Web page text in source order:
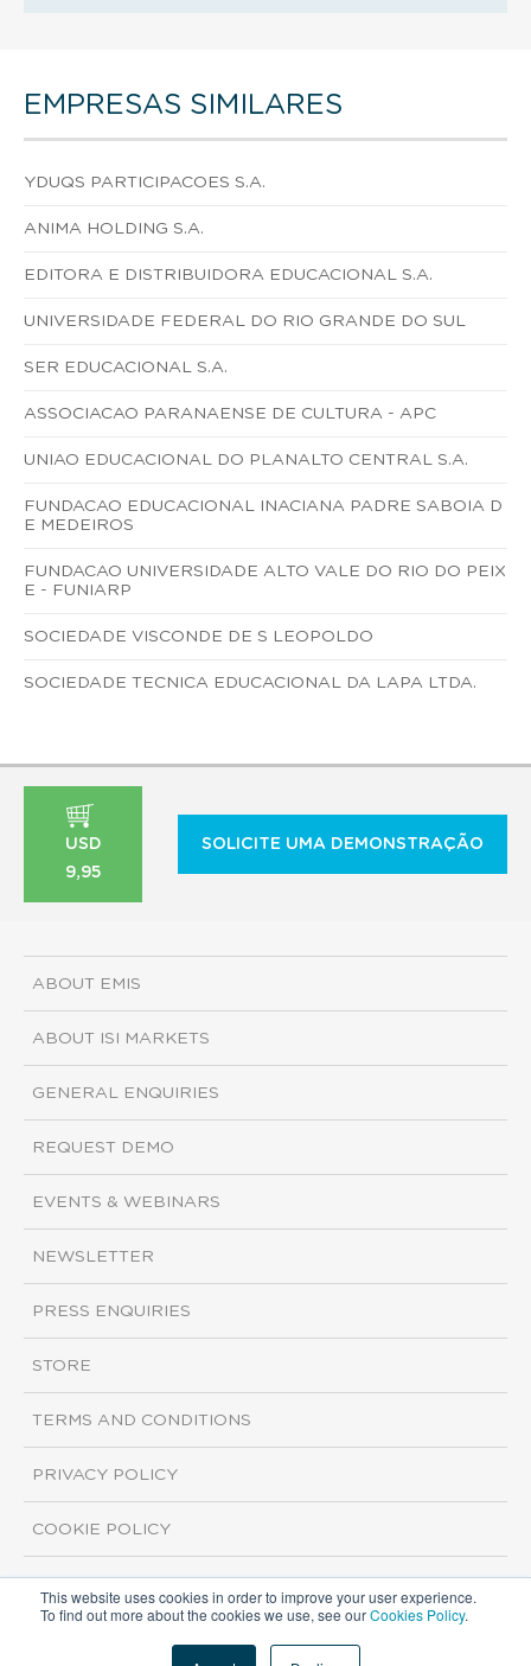
This website uses cookies in order to improve your user experience.
To find out more about the cookies we use, see ourCookies Policy.
EMPRESAS SIMILARES
YDUQS PARTICIPACOES S.A.
ANIMA HOLDING S.A.
EDITORA E DISTRIBUIDORA EDUCACIONAL S.A.
UNIVERSIDADE FEDERAL DO RIO GRANDE DO SUL
SER EDUCACIONAL S.A.
ASSOCIACAO PARANAENSE DE CULTURA - APC
UNIAO EDUCACIONAL DO PLANALTO CENTRAL S.A.
FUNDACAO EDUCACIONAL INACIANA PADRE SABOIA D
E MEDEIROS
FUNDACAO UNIVERSIDADE ALTO VALE DO RIO DO PEIX
E - FUNIARP
SOCIEDADE VISCONDE DE S LEOPOLDO
SOCIEDADE TECNICA EDUCACIONAL DA LAPA LTDA.
USD
9,95
SOLICITE UMA DEMONSTRAÇÃO
ABOUT EMIS
ABOUT ISI MARKETS
GENERAL ENQUIRIES
REQUEST DEMO
EVENTS & WEBINARS
NEWSLETTER
PRESS ENQUIRIES
STORE
TERMS AND CONDITIONS
PRIVACY POLICY
COOKIE POLICY
Copyright ©2026 ISI Markets. All rights reserved.